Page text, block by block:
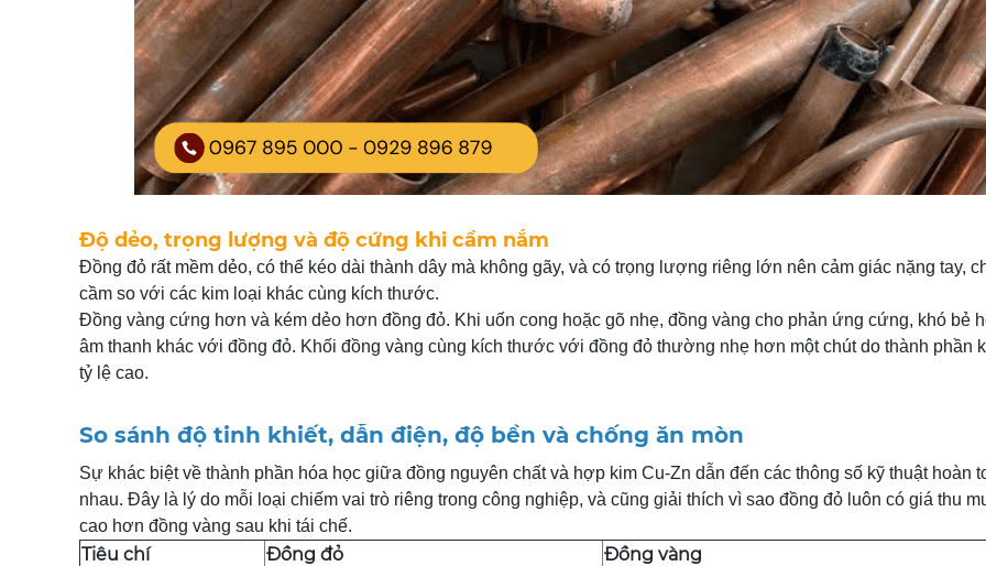
Độ dẻo, trọng lượng và độ cứng khi cầm nắm
Đồng đỏ rất mềm dẻo, có thể kéo dài thành dây mà không gãy, và có trọng lượng riêng lớn nên cảm giác nặng tay,
cầm so với các kim loại khác cùng kích thước.
Đồng vàng cứng hơn và kém dẻo hơn đồng đỏ. Khi uốn cong hoặc gõ nhẹ, đồng vàng cho phản ứng cứng, khó bẻ
âm thanh khác với đồng đỏ. Khối đồng vàng cùng kích thước với đồng đỏ thường nhẹ hơn một chút do thành phần
tỷ lệ cao.
So sánh độ tinh khiết, dẫn điện, độ bền và chống ăn mòn
Sự khác biệt về thành phần hóa học giữa đồng nguyên chất và hợp kim Cu-Zn dẫn đến các thông số kỹ thuật hoàn
nhau. Đây là lý do mỗi loại chiếm vai trò riêng trong công nghiệp, và cũng giải thích vì sao đồng đỏ luôn có giá thu
cao hơn đồng vàng sau khi tái chế.
Tiêu chí Đồng đỏ Đồng vàng